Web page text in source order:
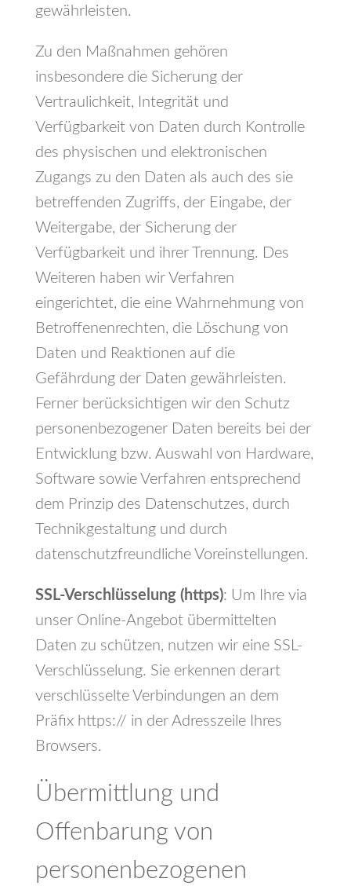
gewährleisten.
Zu den Maßnahmen gehören
insbesondere die Sicherung der
Vertraulichkeit, Integrität und
Verfügbarkeit von Daten durch Kontrolle
des physischen und elektronischen
Zugangs zu den Daten als auch des sie
betreffenden Zugriffs, der Eingabe, der
Weitergabe, der Sicherung der
Verfügbarkeit und ihrer Trennung. Des
Weiteren haben wir Verfahren
eingerichtet, die eine Wahrnehmung von
Betroffenenrechten, die Löschung von
Daten und Reaktionen auf die
Gefährdung der Daten gewährleisten.
Ferner berücksichtigen wir den Schutz
personenbezogener Daten bereits bei der
Entwicklung bzw. Auswahl von Hardware,
Software sowie Verfahren entsprechend
dem Prinzip des Datenschutzes, durch
Technikgestaltung und durch
datenschutzfreundliche Voreinstellungen.
SSL-Verschlüsselung (https): Um Ihre via
unser Online-Angebot übermittelten
Daten zu schützen, nutzen wir eine SSL-
Verschlüsselung. Sie erkennen derart
verschlüsselte Verbindungen an dem
Präfix https:// in der Adresszeile Ihres
Browsers.
Übermittlung und
Offenbarung von
personenbezogenen